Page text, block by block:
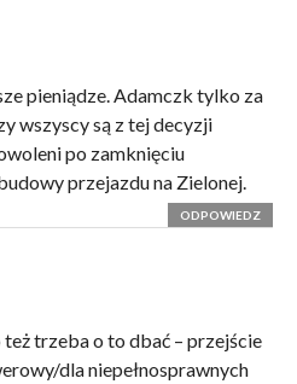
pieniądze. Adamczk tylko za
wszyscy są z tej decyzji
po zamknięciu
przejazdu na Zielonej.
ODPOWIEDZ
też trzeba o to dbać – przejście
dla niepełnosprawnych